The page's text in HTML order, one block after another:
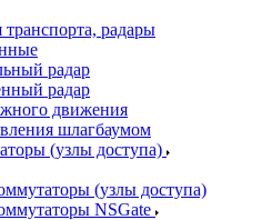
транспорта, радары
радар
радар
движения
шлагбаумом
(узлы доступа)
(узлы доступа)
NSGate